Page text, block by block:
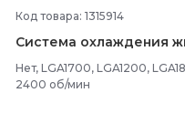
Код товара: 1315914
Система охлаждения
Нет, LGA1700, LGA1200,
2400 об/мин